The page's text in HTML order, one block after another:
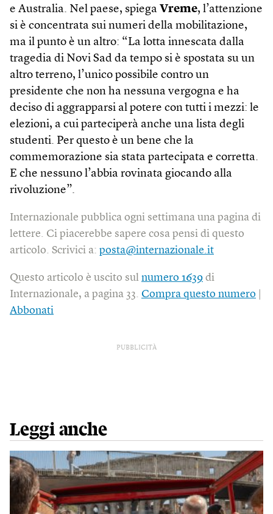
e Australia. Nel paese, spiega Vreme, l’attenzione
si è concentrata sui numeri della mobilitazione,
ma il punto è un altro: “La lotta innescata dalla
tragedia di Novi Sad da tempo si è spostata su un
altro terreno, l’unico possibile contro un
presidente che non ha nessuna vergogna e ha
deciso di aggrapparsi al potere con tutti i mezzi: le
elezioni, a cui parteciperà anche una lista degli
studenti. Per questo è un bene che la
commemorazione sia stata partecipata e corretta.
E che nessuno l’abbia rovinata giocando alla
rivoluzione”.
Internazionale pubblica ogni settimana una pagina di
lettere. Ci piacerebbe sapere cosa pensi di questo
articolo. Scrivici a: posta@internazionale.it
Questo articolo è uscito sul numero 1639 di
Internazionale, a pagina 33. Compra questo numero
Abbonati
PUBBLICITÀ
Leggi anche